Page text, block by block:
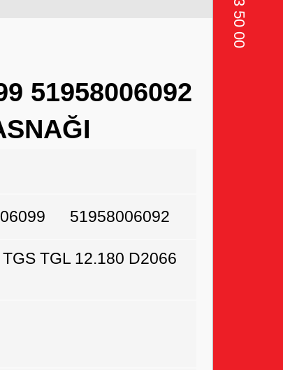
51958006092
51958006092
TGL 12.180 D2066